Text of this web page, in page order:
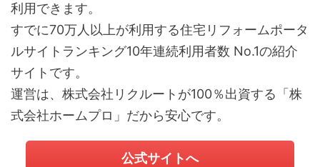
利用できます。
すでに70万人以上が利用する住宅リフォームポータ
ルサイトランキング10年連続利用者数 No.1の紹介
サイトです。
運営は、株式会社リクルートが100％出資する「株
式会社ホームプロ」だから安心です。
公式サイトへ